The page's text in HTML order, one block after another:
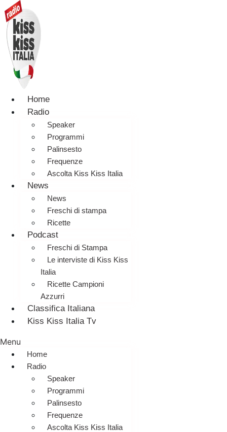
Home
Radio
Speaker
Programmi
Palinsesto
Frequenze
Ascolta Kiss Kiss Italia
News
News
Freschi di stampa
Ricette
Podcast
Freschi di Stampa
Le interviste di Kiss Kiss
Italia
Ricette Campioni
Azzurri
Classifica Italiana
Kiss Kiss Italia Tv
Menu
Home
Radio
Speaker
Programmi
Palinsesto
Frequenze
Ascolta Kiss Kiss Italia